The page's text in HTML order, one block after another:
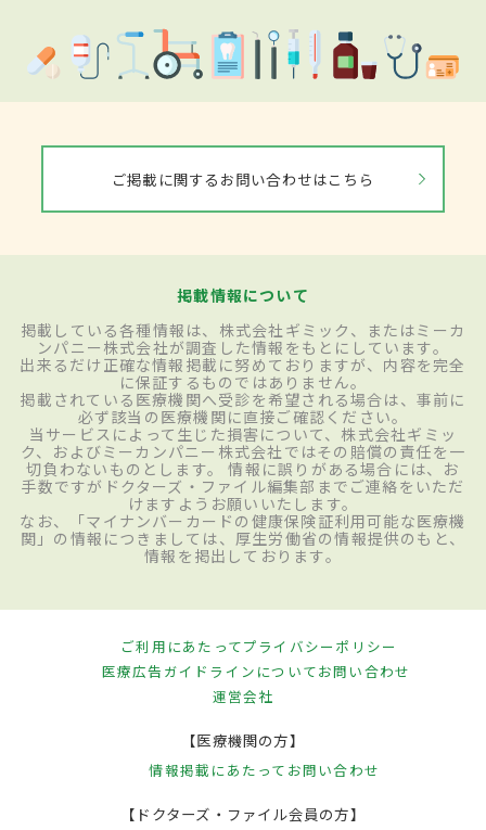
ご掲載に関するお問い合わせはこちら
掲載情報について
掲載している各種情報は、株式会社ギミック、またはミーカ
ンパニー株式会社が調査した情報をもとにしています。
出来るだけ正確な情報掲載に努めておりますが、内容を完全
に保証するものではありません。
掲載されている医療機関へ受診を希望される場合は、事前に
必ず該当の医療機関に直接ご確認ください。
当サービスによって生じた損害について、株式会社ギミッ
ク、およびミーカンパニー株式会社ではその賠償の責任を一
切負わないものとします。 情報に誤りがある場合には、お
手数ですがドクターズ・ファイル編集部までご連絡をいただ
けますようお願いいたします。
なお、「マイナンバーカードの健康保険証利用可能な医療機
関」の情報につきましては、厚生労働省の情報提供のもと、
情報を掲出しております。
ご利用にあたってプライバシーポリシー
医療広告ガイドラインについてお問い合わせ
運営会社
【医療機関の方】
情報掲載にあたって お問い合わせ
【ドクターズ・ファイル会員の方】